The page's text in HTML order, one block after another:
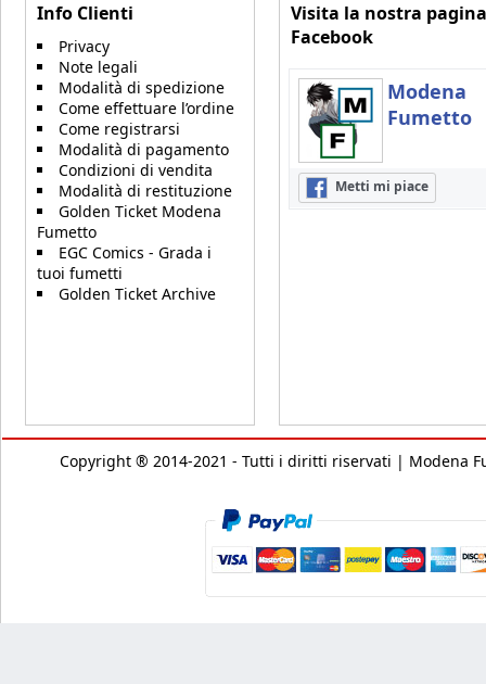
Info Clienti
Privacy
Note legali
Modalità di spedizione
Come effettuare l’ordine
Come registrarsi
Modalità di pagamento
Condizioni di vendita
Modalità di restituzione
Golden Ticket Modena
Fumetto
EGC Comics - Grada i
tuoi fumetti
Golden Ticket Archive
Visita la nostra pagina
Facebook
Modena
Fumetto
Metti mi piace
Copyright ® 2014-2021 - Tutti i diritti riservati | Modena